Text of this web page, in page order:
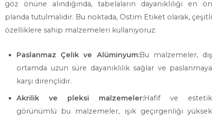
göz önüne alındığında, tabelaların dayanıklılığı en ön
planda tutulmalıdır. Bu noktada, Ostim Etiket olarak, çeşitli
özelliklere sahip malzemeleri kullanıyoruz:
Paslanmaz Çelik ve Alüminyum:Bu malzemeler, dış
ortamda uzun süre dayanıklılık sağlar ve paslanmaya
karşı dirençlidir.
Akrilik ve pleksi malzemeler:Hafif ve estetik
görünümlü bu malzemeler, ışık geçirgenliği yüksek